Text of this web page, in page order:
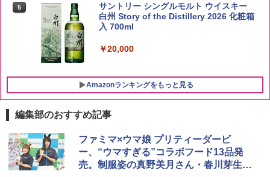
￥4,536
5
サントリー シングルモルト ウイスキー
白州 Story of the Distillery 2026 化粧箱
入 700ml
￥20,000
Amazonランキングをもっと見る
1
チキンラーメン どんぶり 85g×12個 日清
食品 インスタント カップ麺
￥1,745
1
シャープ 過熱水蒸気 オーブンレンジ 26
L コンベクション 2段調理 ホワイト RE-
SS26B-W
編集部のおすすめ記事
ファミマ×ウマ娘 プリティーダービ
ー、“ウマすぎる”コラボフード13品発
売。制服姿の真野美月さん・春川芽生さ